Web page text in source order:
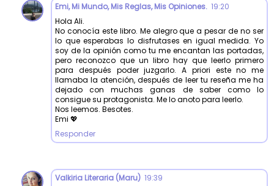
Emi, Mi Mundo, Mis Reglas, Mis Opiniones. 19:20
Hola Ali.
No conocía este libro. Me alegro que a pesar de no ser
lo que esperabas lo disfrutases en igual medida. Yo
soy de la opinión como tu me encantan las portadas,
pero reconozco que un libro hay que leerlo primero
para después poder juzgarlo. A priori este no me
llamaba la atención, después de leer tu reseña me ha
dejado con muchas ganas de saber como lo
consigue su protagonista. Me lo anoto para leerlo.
Nos leemos. Besotes.
Emi 💖
Responder
Valkiria Literaria (Maru) 19:39